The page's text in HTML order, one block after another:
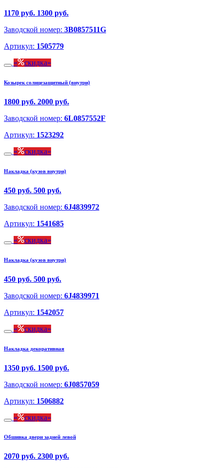
1170 руб. 1300 руб.
Заводской номер: 3B0857511G
Артикул: 1505779
скидка
Козырек солнцезащитный (внутри)
1800 руб. 2000 руб.
Заводской номер: 6L0857552F
Артикул: 1523292
скидка
Накладка (кузов внутри)
450 руб. 500 руб.
Заводской номер: 6J4839972
Артикул: 1541685
скидка
Накладка (кузов внутри)
450 руб. 500 руб.
Заводской номер: 6J4839971
Артикул: 1542057
скидка
Накладка декоративная
1350 руб. 1500 руб.
Заводской номер: 6J0857059
Артикул: 1506882
скидка
Обшивка двери задней левой
2070 руб. 2300 руб.